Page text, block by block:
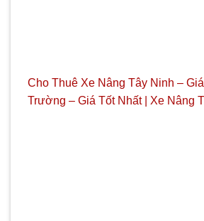
Cho Thuê Xe Nâng Tây Ninh –
Trường – Giá Tốt Nhất | Xe Nâng